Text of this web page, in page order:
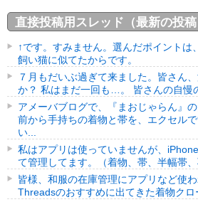
直接投稿用スレッド（最新の投稿
↑です。すみません。選んだポイントは
飼い猫に似てたからです。
７月もだいぶ過ぎて来ました。皆さん
か？ 私はまだ一回も…。 皆さんの自慢
アメーバブログで、『まおじゃらん』
前から手持ちの着物と帯を、エクセル
い...
私はアプリは使っていませんが、
て管理してます。（着物、帯、半幅帯
皆様、和服の在庫管理にアプリなど使わ
Threadsのおすすめに出てきた着物ク